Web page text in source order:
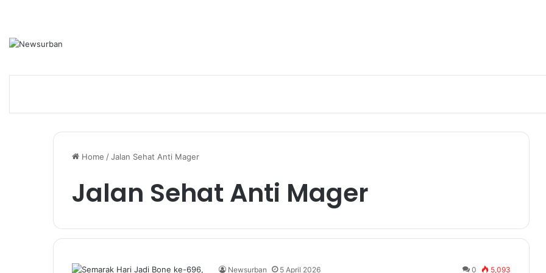
Home /Jalan Sehat Anti Mager
Jalan Sehat Anti Mager
Newsurban 5 April 2026 0 5,093